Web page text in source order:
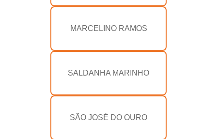
MARCELINO RAMOS
SALDANHA MARINHO
SÃO JOSÉ DO OURO